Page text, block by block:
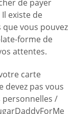
de payer
existe de
vous pouvez
forme de
attentes.
carte
devez pas vous
personnelles /